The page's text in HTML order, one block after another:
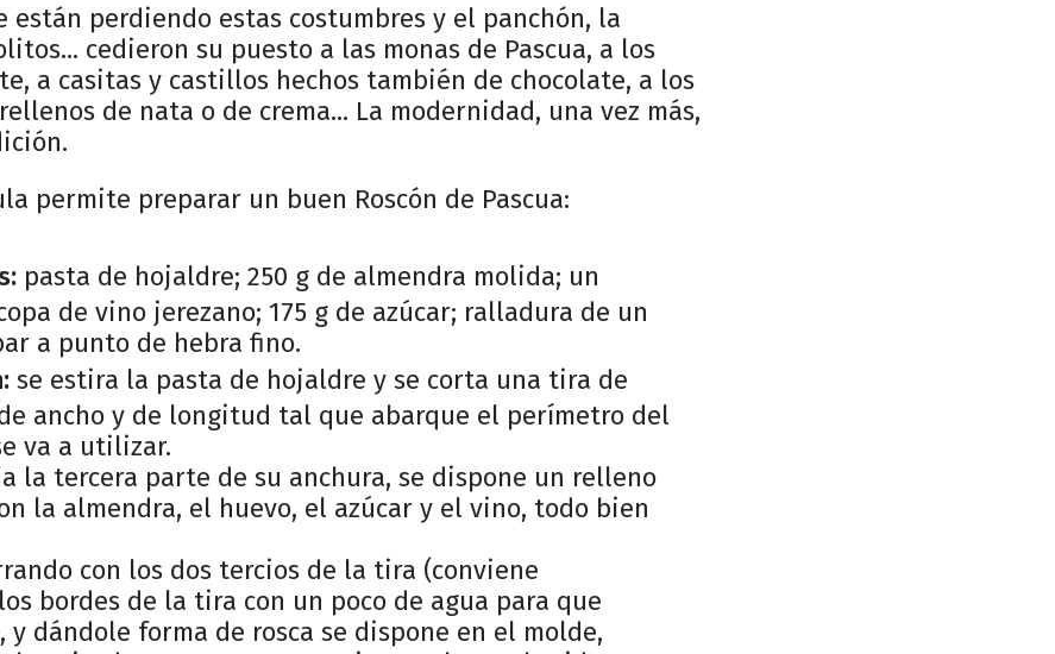
están perdiendo estas costumbres y el panchón, la
cedieron su puesto a las monas de Pascua, a los
a casitas y castillos hechos también de chocolate, a los
de nata o de crema... La modernidad, una vez más,
permite preparar un buen Roscón de Pascua:
pasta de hojaldre; 250 g de almendra molida; un
de vino jerezano; 175 g de azúcar; ralladura de un
a punto de hebra fino.
se estira la pasta de hojaldre y se corta una tira de
ancho y de longitud tal que abarque el perímetro del
va a utilizar.
la tercera parte de su anchura, se dispone un relleno
la almendra, el huevo, el azúcar y el vino, todo bien
con los dos tercios de la tira (conviene
bordes de la tira con un poco de agua para que
y dándole forma de rosca se dispone en el molde,